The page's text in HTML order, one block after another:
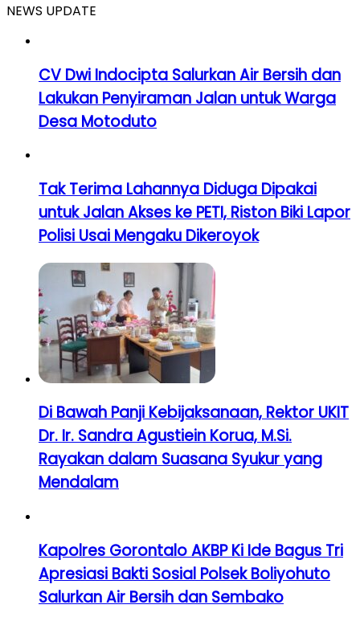
NEWS UPDATE
CV Dwi Indocipta Salurkan Air Bersih dan
Lakukan Penyiraman Jalan untuk Warga
Desa Motoduto
Tak Terima Lahannya Diduga Dipakai
untuk Jalan Akses ke PETI, Riston Biki Lapor
Polisi Usai Mengaku Dikeroyok
Di Bawah Panji Kebijaksanaan, Rektor UKIT
Dr. Ir. Sandra Agustiein Korua, M.Si.
Rayakan dalam Suasana Syukur yang
Mendalam
Kapolres Gorontalo AKBP Ki Ide Bagus Tri
Apresiasi Bakti Sosial Polsek Boliyohuto
Salurkan Air Bersih dan Sembako